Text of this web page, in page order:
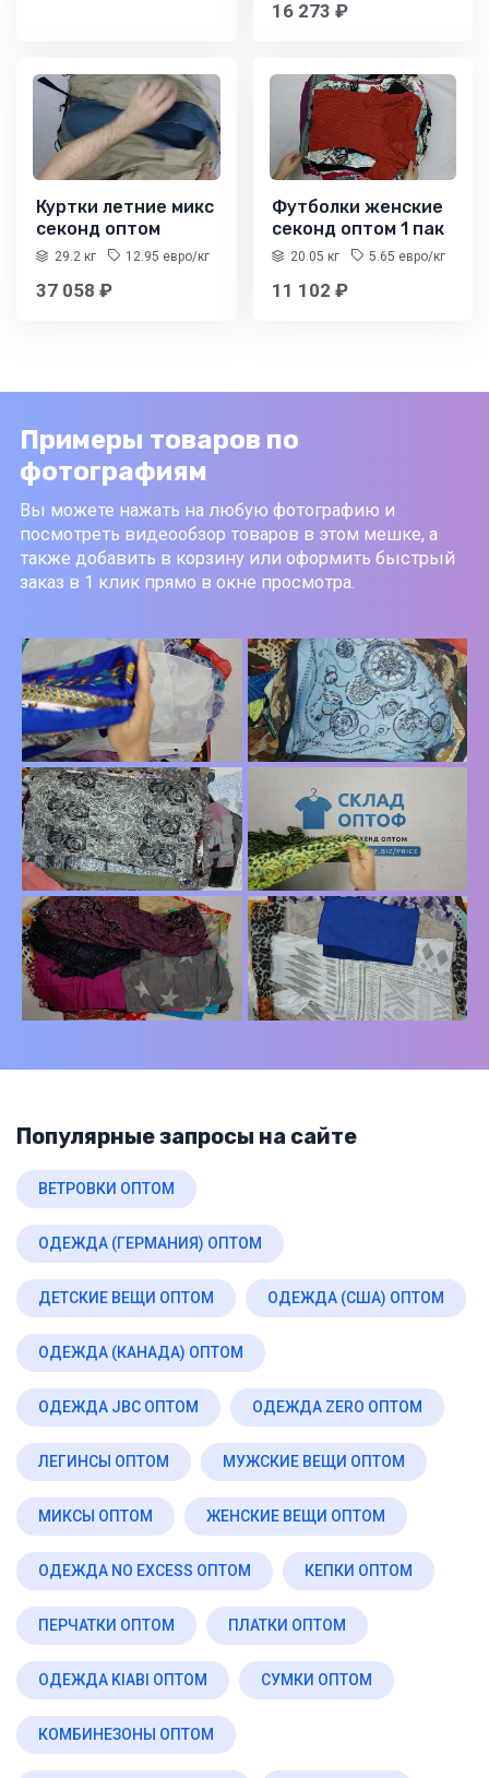
16 273 ₽
Куртки летние микс
секонд оптом
29.2 кг 12.95 евро/кг
37 058 ₽
Футболки женские
секонд оптом 1 пак
20.05 кг 5.65 евро/кг
11 102 ₽
Примеры товаров по
фотографиям
Вы можете нажать на любую фотографию и
посмотреть видеообзор товаров в этом мешке, а
также добавить в корзину или оформить быстрый
заказ в 1 клик прямо в окне просмотра.
Популярные запросы на сайте
ВЕТРОВКИ ОПТОМ
ОДЕЖДА (ГЕРМАНИЯ) ОПТОМ
ДЕТСКИЕ ВЕЩИ ОПТОМ ОДЕЖДА (США) ОПТОМ
ОДЕЖДА (КАНАДА) ОПТОМ
ОДЕЖДА JBC ОПТОМ ОДЕЖДА ZERO ОПТОМ
ЛЕГИНСЫ ОПТОМ МУЖСКИЕ ВЕЩИ ОПТОМ
МИКСЫ ОПТОМ ЖЕНСКИЕ ВЕЩИ ОПТОМ
ОДЕЖДА NO EXCESS ОПТОМ КЕПКИ ОПТОМ
ПЕРЧАТКИ ОПТОМ ПЛАТКИ ОПТОМ
ОДЕЖДА KIABI ОПТОМ СУМКИ ОПТОМ
КОМБИНЕЗОНЫ ОПТОМ